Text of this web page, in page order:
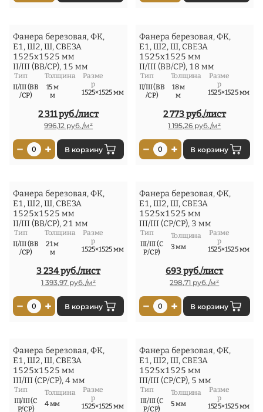
Фанера березовая, ФК,
Е1, Ш2, Ш, СВЕЗА
1525x1525 мм
II/III (ВВ/СР), 15 мм
Тип
II/III (ВВ
/СР)
Толщина
15 м
м
Разме
р
1525×1525 мм
2 311 руб./лист
996,12 руб./м²
− 0 + В корзину
Фанера березовая, ФК,
Е1, Ш2, Ш, СВЕЗА
1525x1525 мм
II/III (ВВ/СР), 18 мм
Тип
II/III (ВВ
/СР)
Толщина
18 м
м
Разме
р
1525×1525 мм
2 773 руб./лист
1 195,26 руб./м²
− 0 + В корзину
Фанера березовая, ФК,
Е1, Ш2, Ш, СВЕЗА
1525x1525 мм
II/III (ВВ/СР), 21 мм
Тип
II/III (ВВ
/СР)
Толщина
21 м
м
Разме
р
1525×1525 мм
3 234 руб./лист
1 393,97 руб./м²
− 0 + В корзину
Фанера березовая, ФК,
Е1, Ш2, Ш, СВЕЗА
1525x1525 мм
III/III (СР/СР), 3 мм
Тип
III/III (С
Р/СР)
Толщина
3 мм
Разме
р
1525×1525 мм
693 руб./лист
298,71 руб./м²
− 0 + В корзину
Фанера березовая, ФК,
Е1, Ш2, Ш, СВЕЗА
1525x1525 мм
III/III (СР/СР), 4 мм
Тип
III/III (С
Р/СР)
Толщина
4 мм
Разме
р
1525×1525 мм
Фанера березовая, ФК,
Е1, Ш2, Ш, СВЕЗА
1525x1525 мм
III/III (СР/СР), 5 мм
Тип
III/III (С
Р/СР)
Толщина
5 мм
Разме
р
1525×1525 мм